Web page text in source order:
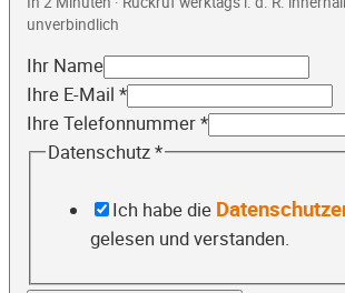
unverbindlich
Ihr Name
Ihre E-Mail *
Ihre Telefonnummer*
Datenschutz*
Ich habe die
gelesen und verstanden.